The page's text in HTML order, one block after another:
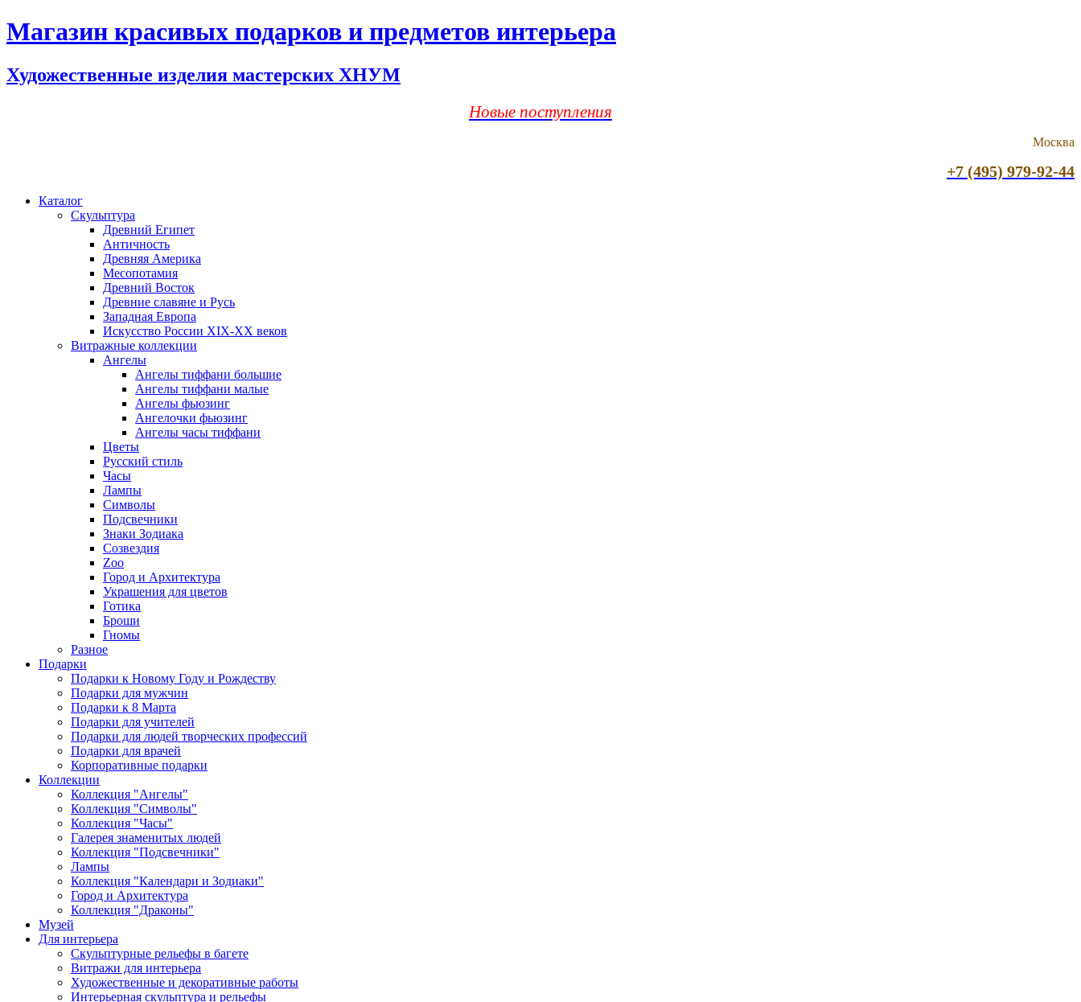
Магазин красивых подарков и предметов интерьера
Художественные изделия мастерских ХНУМ
Новые поступления
Москва
+7 (495) 979-92-44
Каталог
Скульптура
Древний Египет
Античность
Древняя Америка
Месопотамия
Древний Восток
Древние славяне и Русь
Западная Европа
Искусство России XIX-XX веков
Витражные коллекции
Ангелы
Ангелы тиффани большие
Ангелы тиффани малые
Ангелы фьюзинг
Ангелочки фьюзинг
Ангелы часы тиффани
Цветы
Русский стиль
Часы
Лампы
Символы
Подсвечники
Знаки Зодиака
Созвездия
Zoo
Город и Архитектура
Украшения для цветов
Готика
Броши
Гномы
Разное
Подарки
Подарки к Новому Году и Рождеству
Подарки для мужчин
Подарки к 8 Марта
Подарки для учителей
Подарки для людей творческих профессий
Подарки для врачей
Корпоративные подарки
Коллекции
Коллекция "Ангелы"
Коллекция "Символы"
Коллекция "Часы"
Галерея знаменитых людей
Коллекция "Подсвечники"
Лампы
Коллекция "Календари и Зодиаки"
Город и Архитектура
Коллекция "Драконы"
Музей
Для интерьера
Скульптурные рельефы в багете
Витражи для интерьера
Художественные и декоративные работы
Интерьерная скульптура и рельефы